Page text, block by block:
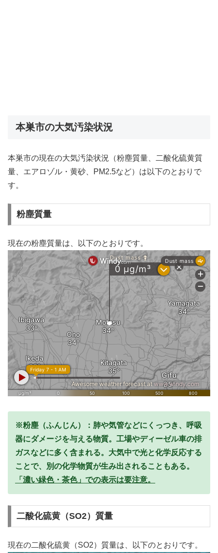
本巣市の大気汚染状況
本巣市の現在の大気汚染状況（粉塵質量、二酸化硫黄質
量、エアロゾル・黄砂、PM2.5など）は以下のとおりで
す。
粉塵質量
現在の粉塵質量は、以下のとおりです。
※粉塵（ふんじん）：肺や気管などにくっつき、呼吸
器にダメージを与える物質。工場やディーゼル車の排
ガスなどに多く含まれる。大気中で光と化学反応する
ことで、別の化学物質が生み出されることもある。
「濃い緑色・茶色」での表示は要注意。
二酸化硫黄（SO2）質量
現在の二酸化硫黄（SO2）質量は、以下のとおりです。